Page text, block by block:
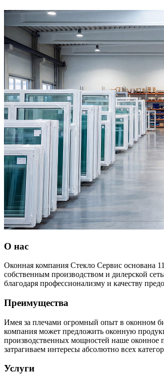
О нас
Оконная компания Стекло Сервис основана
собственным производством и дилерской
благодаря профессионализму и качеству
Преимущества
Имея за плечами огромный опыт в оконном
компания может предложить оконную
производственных мощностей наше оконное
затрагиваем интересы абсолютно всех
Услуги